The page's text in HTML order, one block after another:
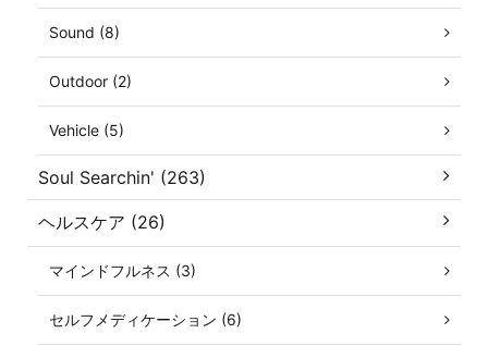
Sound (8)
Outdoor (2)
Vehicle (5)
Soul Searchin' (263)
ヘルスケア (26)
マインドフルネス (3)
セルフメディケーション (6)